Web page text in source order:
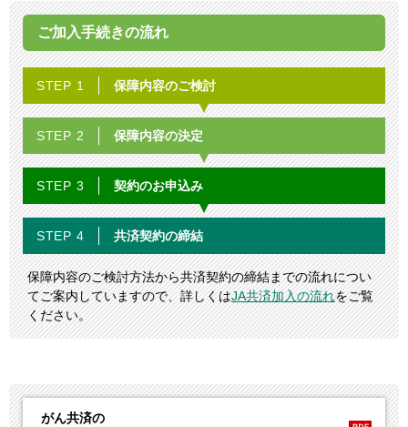
ご加入手続きの流れ
STEP 1 保障内容のご検討
STEP 2 保障内容の決定
STEP 3 契約のお申込み
STEP 4 共済契約の締結
保障内容のご検討方法から共済契約の締結までの流れについ
てご案内していますので、詳しくはJA共済加入の流れをご覧
ください。
がん共済の